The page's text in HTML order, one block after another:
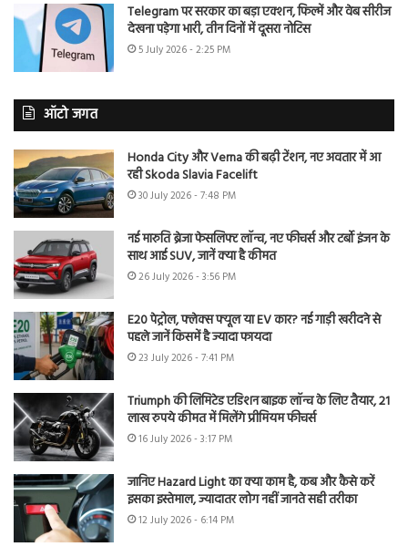
Telegram पर सरकार का बड़ा एक्शन, फिल्में और वेब सीरीज
देखना पड़ेगा भारी, तीन दिनों में दूसरा नोटिस
5 July 2026 - 2:25 PM
ऑटो जगत
Honda City और Verna की बढ़ी टेंशन, नए अवतार में आ
रही Skoda Slavia Facelift
30 July 2026 - 7:48 PM
नई मारुति ब्रेजा फेसलिफ्ट लॉन्च, नए फीचर्स और टर्बो इंजन के
साथ आई SUV, जानें क्या है कीमत
26 July 2026 - 3:56 PM
E20 पेट्रोल, फ्लेक्स फ्यूल या EV कार? नई गाड़ी खरीदने से
पहले जानें किसमें है ज्यादा फायदा
23 July 2026 - 7:41 PM
Triumph की लिमिटेड एडिशन बाइक लॉन्च के लिए तैयार, 21
लाख रुपये कीमत में मिलेंगे प्रीमियम फीचर्स
16 July 2026 - 3:17 PM
जानिए Hazard Light का क्या काम है, कब और कैसे करें
इसका इस्तेमाल, ज्यादातर लोग नहीं जानते सही तरीका
12 July 2026 - 6:14 PM